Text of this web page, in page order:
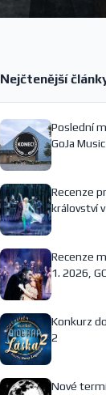
Nejčtenější
Poslední
GoJa
Recenze
království
Recenze
1. 2026,
Konkurz
2
Nové